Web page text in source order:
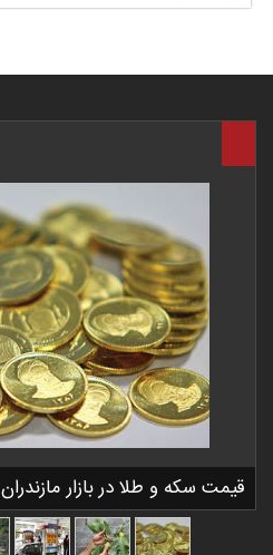
قیمت سکه و طلا در بازار مازندران